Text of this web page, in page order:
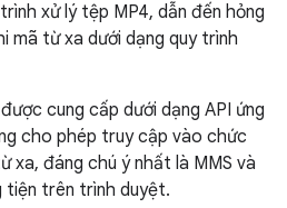
xử lý tệp MP4, dẫn đến hỏng
mã từ xa dưới dạng quy trình
cung cấp dưới dạng API ứng
cho phép truy cập vào chức
xa, đáng chú ý nhất là MMS và
tiện trên trình duyệt.